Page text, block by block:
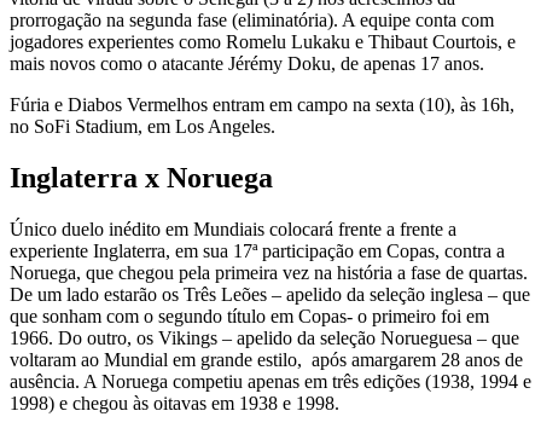
prorrogação na segunda fase (eliminatória). A equipe conta com
jogadores experientes como Romelu Lukaku e Thibaut Courtois, e
mais novos como o atacante Jérémy Doku, de apenas 17 anos.
Fúria e Diabos Vermelhos entram em campo na sexta (10), às 16h,
no SoFi Stadium, em Los Angeles.
Inglaterra x Noruega
Único duelo inédito em Mundiais colocará frente a frente a
experiente Inglaterra, em sua 17ª participação em Copas, contra a
Noruega, que chegou pela primeira vez na história a fase de quartas.
De um lado estarão os Três Leões – apelido da seleção inglesa – que
que sonham com o segundo título em Copas- o primeiro foi em
1966. Do outro, os Vikings – apelido da seleção Norueguesa – que
voltaram ao Mundial em grande estilo, após amargarem 28 anos de
ausência. A Noruega competiu apenas em três edições (1938, 1994 e
1998) e chegou às oitavas em 1938 e 1998.